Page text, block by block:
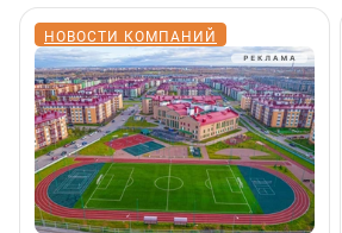
НОВОСТИ КОМПАНИЙ